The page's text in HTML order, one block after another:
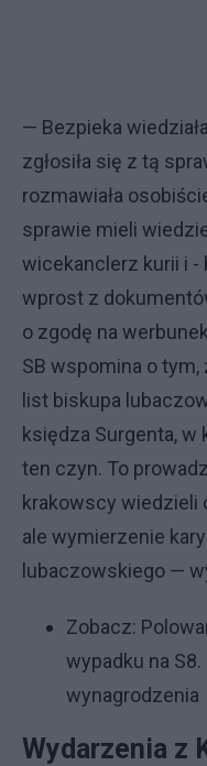
— Bezpieka
zgłosiła się z tą
rozmawiała
sprawie mieli
wicekanclerz kurii i -
wprost z
o zgodę na
SB wspomina o tym,
list biskupa
księdza Surgenta, w
ten czyn. To
krakowscy wiedzieli
ale wymierzenie
lubaczowskiego —
Zobacz:
wypadku na
wynagrodzenia
Wydarzenia z